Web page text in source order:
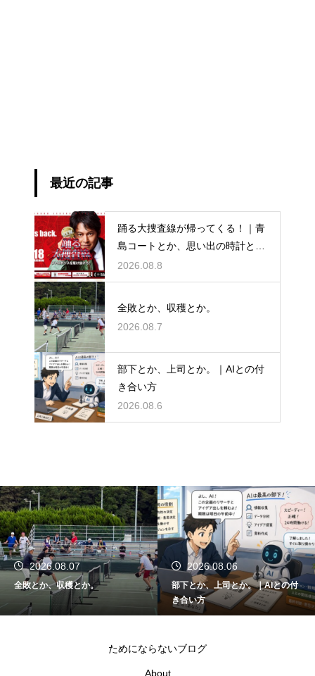
最近の記事
踊る大捜査線が帰ってくる！｜青
島コートとか、思い出の時計と
か。
2026.08.8
全敗とか、収穫とか。
2026.08.7
部下とか、上司とか。｜AIとの付
き合い方
2026.08.6
2026.08.07
全敗とか、収穫とか。
2026.08.06
部下とか、上司とか。｜AIとの付
き合い方
ためにならないブログ
About